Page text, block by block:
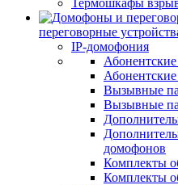
Термошкафы
переговорные
IP-домофония
Абонентские
Вызывные
Вызывные
домофонов
Комплекты
Комплекты